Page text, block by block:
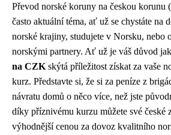
Převod norské koruny na českou
často aktuální téma, ať už se chystáte na
norské krajiny, studujete v Norsku, nebo
norskými partnery. Ať už je váš důvod
na CZK skýtá příležitost získat za vaše
kurz. Představte si, že si za peníze z
návratu domů o něco více, než jste
díky příznivému kurzu můžete své české
výhodnější cenou za dovoz kvalitního